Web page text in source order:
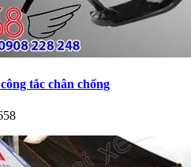
tắc chân chống